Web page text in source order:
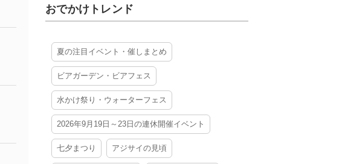
おでかけトレンド
夏の注目イベント・催しまとめ
ビアガーデン・ビアフェス
水かけ祭り・ウォーターフェス
2026年9月19日～23日の連休開催イベント
七夕まつり アジサイの見頃